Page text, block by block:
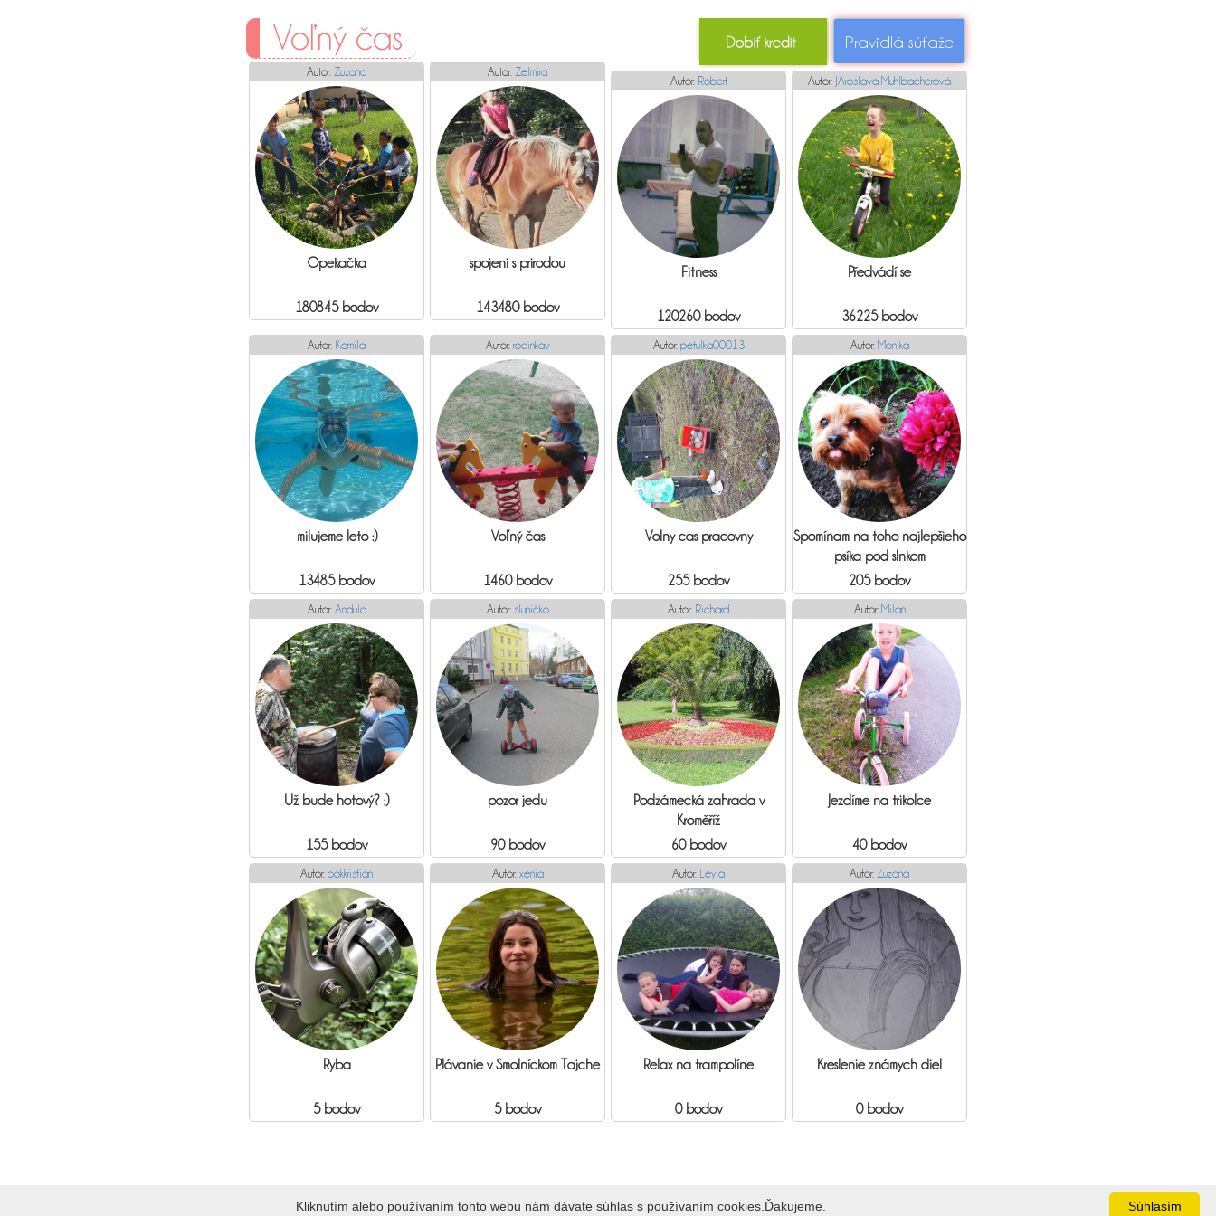
Pravidlá súťaže
Voľný čas
Autor: Zuzana
Opekačka
180845 bodov
Autor: Zelmira
spojeni s prirodou
143480 bodov
Autor: Robert
Fitness
120260 bodov
Autor: JAroslava Muhlbacherová
Předvádí se
36225 bodov
Autor: Kamila
milujeme leto :)
13485 bodov
Autor: rodinkav
Voľný čas
1460 bodov
Autor: petulka00013
Volny cas pracovny
255 bodov
Autor: Monika
Spomínam na toho najlepšieho
psíka pod slnkom
205 bodov
Autor: Andula
Už bude hotový? :)
155 bodov
Autor: sluníčko
pozor jedu
90 bodov
Autor: Richard
Podzámecká zahrada v
Kroměříž
60 bodov
Autor: Milan
Jezdíme na trikolce
40 bodov
Autor: bokkristian
Ryba
5 bodov
Autor: xenia
Plávanie v Smolníckom Tajche
5 bodov
Autor: Leyla
Relax na trampolíne
0 bodov
Autor: Zuzana
Kreslenie známych diel
0 bodov
Súhlasím
Kliknutím alebo používaním tohto webu nám dávate súhlas s používaním cookies.Ďakujeme.